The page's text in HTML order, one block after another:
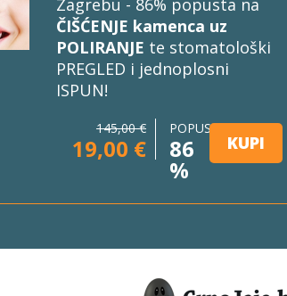
Zagrebu - 86% popusta na
ČIŠĆENJE kamenca uz
POLIRANJE te stomatološki
PREGLED i jednoplosni
ISPUN!
145,00 €
19,00 €
POPUST
86
%
KUPI